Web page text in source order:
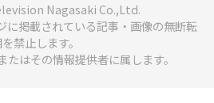
Nagasaki Co.,Ltd.
に掲載されている記事・画像の無断転
禁止します。
はその情報提供者に属します。